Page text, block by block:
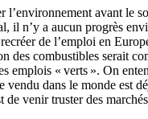
l’environnement avant le
il n’y a aucun progrès
de l’emploi en
des combustibles serait
emplois « verts ». On
vendu dans le monde est
de venir truster des